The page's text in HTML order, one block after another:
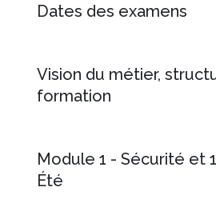
Dates des examens
Vision du métier,
formation
Module 1 - Sécurité et
Été